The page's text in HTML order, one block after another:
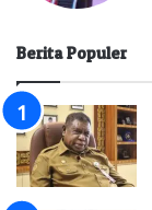
Berita Populer